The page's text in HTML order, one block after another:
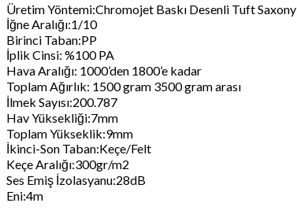
Üretim Yöntemi:Chromojet Baskı Desenli Tuft Saxony
İğne Aralığı:1/10
Birinci Taban:PP
İplik Cinsi: %100 PA
Hava Aralığı: 1000’den 1800’e kadar
Toplam Ağırlık: 1500 gram 3500 gram arası
İlmek Sayısı:200.787
Hav Yüksekliği:7mm
Toplam Yükseklik:9mm
İkinci-Son Taban:Keçe/Felt
Keçe Aralığı:300gr/m2
Ses Emiş İzolasyanu:28dB
Eni:4m